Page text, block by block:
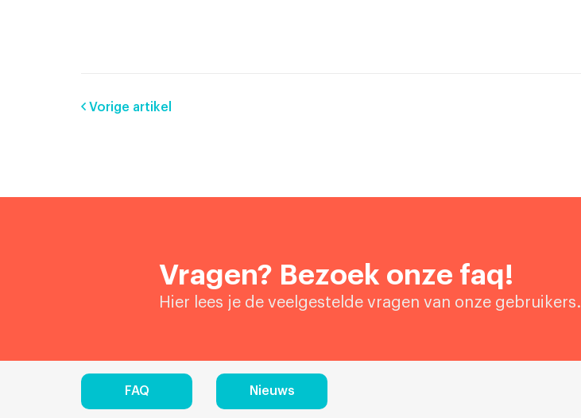
Vorige artikel
Vragen? Bezoek onze faq!
Hier lees je de veelgestelde vragen van onze gebruikers.
FAQ Nieuws